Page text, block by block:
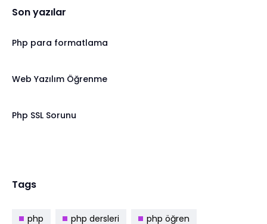
Son yazılar
Php para formatlama
Web Yazılım Öğrenme
Php SSL Sorunu
Tags
php php dersleri php öğren